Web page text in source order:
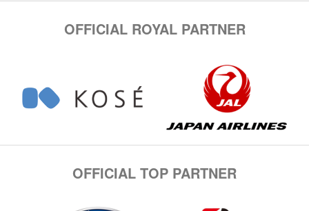
OFFICIAL ROYAL PARTNER
OFFICIAL TOP PARTNER